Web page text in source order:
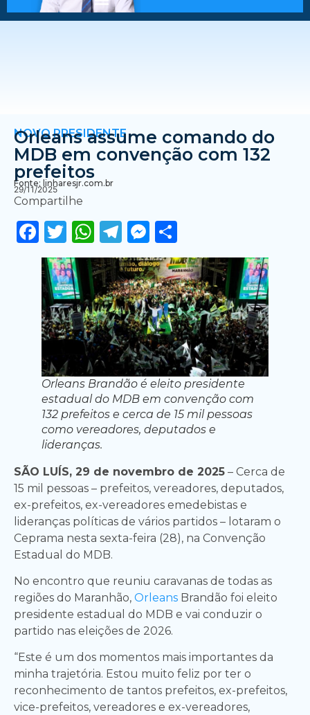
NOVO PRESIDENTE
Orleans assume comando do
MDB em convenção com 132
prefeitos
Fonte: linharesjr.com.br
29/11/2025
Compartilhe
Facebook
Twitter
WhatsApp
Telegram
Messenger
Orleans Brandão é eleito presidente
estadual do MDB em convenção com
132 prefeitos e cerca de 15 mil pessoas
como vereadores, deputados e
lideranças.
SÃO LUÍS, 29 de novembro de 2025 – Cerca de
15 mil pessoas – prefeitos, vereadores, deputados,
ex-prefeitos, ex-vereadores emedebistas e
lideranças políticas de vários partidos – lotaram o
Ceprama nesta sexta-feira (28), na Convenção
Estadual do MDB.
No encontro que reuniu caravanas de todas as
regiões do Maranhão, Orleans Brandão foi eleito
presidente estadual do MDB e vai conduzir o
partido nas eleições de 2026.
“Este é um dos momentos mais importantes da
minha trajetória. Estou muito feliz por ter o
reconhecimento de tantos prefeitos, ex-prefeitos,
vice-prefeitos, vereadores e ex-vereadores,